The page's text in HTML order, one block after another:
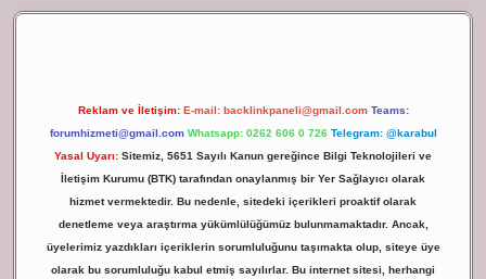
Reklam ve İletişim: E-mail: backlinkpaneli@gmail.com Teams:
forumhizmeti@gmail.com Whatsapp: 0262 606 0 726 Telegram: @karabul
Yasal Uyarı: Sitemiz, 5651 Sayılı Kanun gereğince Bilgi Teknolojileri ve
İletişim Kurumu (BTK) tarafından onaylanmış bir Yer Sağlayıcı olarak
hizmet vermektedir. Bu nedenle, sitedeki içerikleri proaktif olarak
denetleme veya araştırma yükümlülüğümüz bulunmamaktadır. Ancak,
üyelerimiz yazdıkları içeriklerin sorumluluğunu taşımakta olup, siteye üye
olarak bu sorumluluğu kabul etmiş sayılırlar. Bu internet sitesi, herhangi